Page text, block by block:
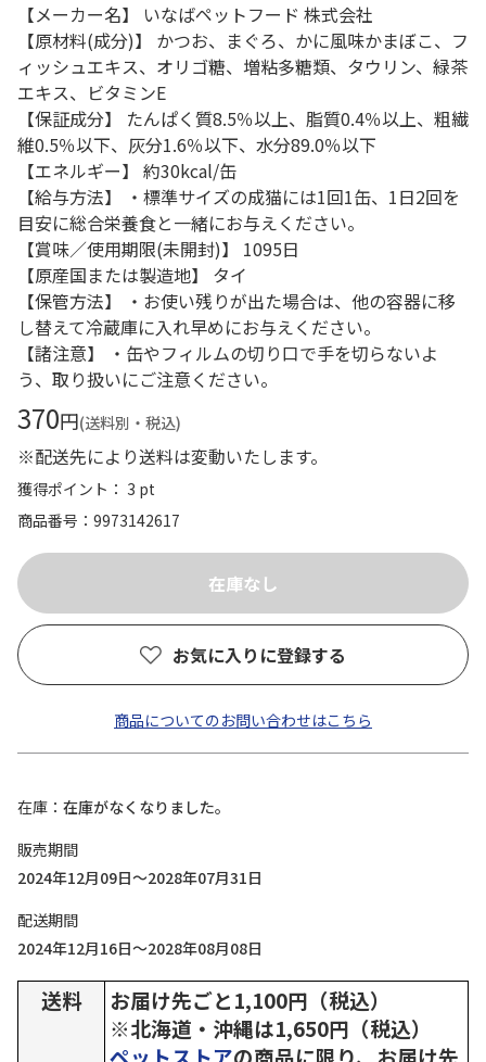
【メーカー名】 いなばペットフード 株式会社
【原材料(成分)】 かつお、まぐろ、かに風味かまぼこ、フ
ィッシュエキス、オリゴ糖、増粘多糖類、タウリン、緑茶
エキス、ビタミンE
【保証成分】 たんぱく質8.5％以上、脂質0.4％以上、粗繊
維0.5％以下、灰分1.6％以下、水分89.0％以下
【エネルギー】 約30kcal/缶
【給与方法】 ・標準サイズの成猫には1回1缶、1日2回を
目安に総合栄養食と一緒にお与えください。
【賞味／使用期限(未開封)】 1095日
【原産国または製造地】 タイ
【保管方法】 ・お使い残りが出た場合は、他の容器に移
し替えて冷蔵庫に入れ早めにお与えください。
【諸注意】 ・缶やフィルムの切り口で手を切らないよ
う、取り扱いにご注意ください。
370円(送料別・税込)
※配送先により送料は変動いたします。
獲得ポイント： 3 pt
商品番号
9973142617
お気に入りに登録する
商品についてのお問い合わせはこちら
在庫
在庫がなくなりました。
販売期間
2024年12月09日～2028年07月31日
配送期間
2024年12月16日～2028年08月08日
送料
お届け先ごと1,100円（税込）
※北海道・沖縄は1,650円（税込）
ペットストアの商品に限り、お届け先